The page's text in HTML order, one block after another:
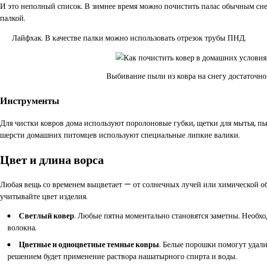
И это неполный список. В зимнее время можно почистить палас обычным
палкой.
Лайфхак. В качестве палки можно использовать отрезок трубы ПНД.
Выбивание пыли из ковра на снегу
Инструменты
Для чистки ковров дома используют поролоновые губки, щетки для мытья,
шерсти домашних питомцев используют специальные липкие валики.
Цвет и длина ворса
Любая вещь со временем выцветает — от солнечных лучей или химической
учитывайте цвет изделия.
Светлый ковер. Любые пятна моментально становятся заметны.
волокна.
Цветные и одноцветные темные ковры. Белые порошки помогут
решением будет применение раствора нашатырного спирта и воды.